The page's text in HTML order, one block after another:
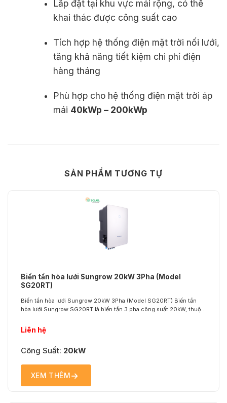
Lắp đặt tại khu vực mái rộng, có thể
khai thác được công suất cao
Tích hợp hệ thống điện mặt trời nối lưới,
tăng khả năng tiết kiệm chi phí điện
hàng tháng
Phù hợp cho hệ thống điện mặt trời áp
mái 40kWp – 200kWp
SẢN PHẨM TƯƠNG TỰ
Biến tần hòa lưới Sungrow 20kW 3Pha (Model
SG20RT)
Liên hệ
Công Suất: 20kW
XEM THÊM
Biến tần hòa lưới Sungrow 20kW 3Pha (Model SG20RT) Biến tần
hòa lưới Sungrow SG20RT là biến tần 3 pha công suất 20kW, thuộc
thương mại vừa và nhỏ. Với thiết kế bền bỉ, khả năng tối ưu hóa sản